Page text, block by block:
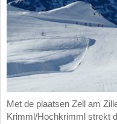
Met de plaatsen Zell am
Krimml/Hochkrimml strekt